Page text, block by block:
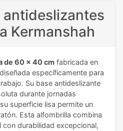
antideslizantes
Kermanshah
de 60 x 40 cm fabricada en
específicamente para
Su base antideslizante
durante jornadas
superficie lisa permite un
Esta alfombrilla combina
durabilidad excepcional,